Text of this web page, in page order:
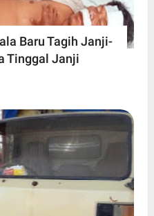
Baru Tagih Janji-
Tinggal Janji